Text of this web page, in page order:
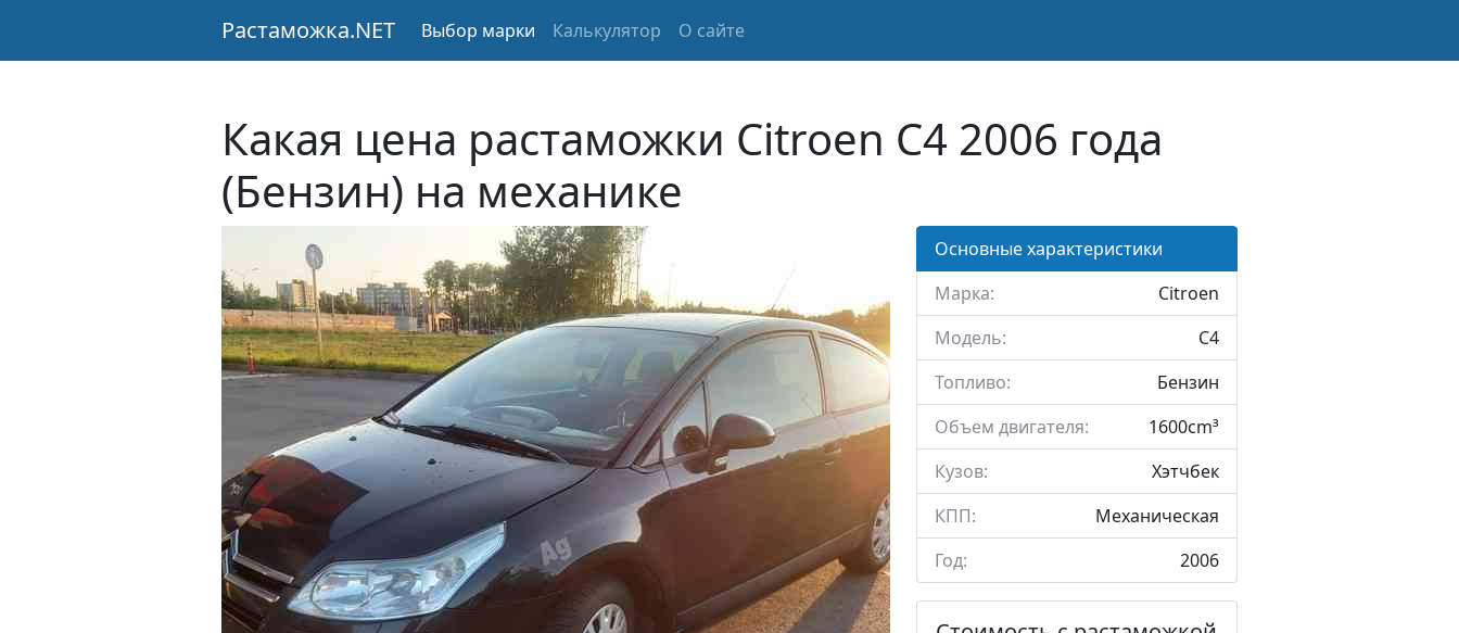
Растаможка.NET Выбор марки Калькулятор О сайте
Какая цена растаможки Citroen C4 2006 года
(Бензин) на механике
Основные характеристики
Марка:
Citroen
Модель:
C4
Топливо:
Бензин
Объем двигателя:
1600cm³
Кузов:
Хэтчбек
КПП:
Механическая
Год:
2006